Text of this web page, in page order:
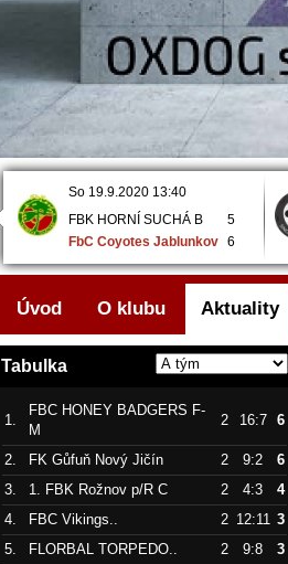
So 19.9.2020 13:40
FBK HORNÍ SUCHÁ B
5
FbC Coyotes Jablunkov 6
Úvod O klubu Aktuality
Tabulka
1.
FBC HONEY BADGERS F-
M
2 16:7 6
2. FK Gůfuň Nový Jičín 2 9:2
6
3.
1. FBK Rožnov p/R C 2 4:3
4
4.
FBC Vikings.. 2 12:11 3
5.
FLORBAL TORPEDO.. 2 9:8
3